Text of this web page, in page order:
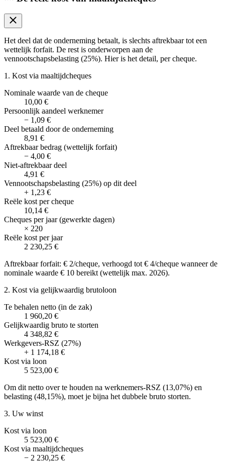
Het deel dat de onderneming betaalt, is slechts aftrekbaar tot een
wettelijk forfait. De rest is onderworpen aan de
vennootschapsbelasting (25%). Hier is het detail, per cheque.
1. Kost via maaltijdcheques
Nominale waarde van de cheque
10,00 €
Persoonlijk aandeel werknemer
− 1,09 €
Deel betaald door de onderneming
8,91 €
Aftrekbaar bedrag (wettelijk forfait)
− 4,00 €
Niet-aftrekbaar deel
4,91 €
Vennootschapsbelasting (25%) op dit deel
+ 1,23 €
Reële kost per cheque
10,14 €
Cheques per jaar (gewerkte dagen)
× 220
Reële kost per jaar
2 230,25 €
Aftrekbaar forfait: € 2/cheque, verhoogd tot € 4/cheque wanneer de
nominale waarde € 10 bereikt (wettelijk max. 2026).
2. Kost via gelijkwaardig brutoloon
Te behalen netto (in de zak)
1 960,20 €
Gelijkwaardig bruto te storten
4 348,82 €
Werkgevers-RSZ (27%)
+ 1 174,18 €
Kost via loon
5 523,00 €
Om dit netto over te houden na werknemers-RSZ (13,07%) en
belasting (48,15%), moet je bijna het dubbele bruto storten.
3. Uw winst
Kost via loon
5 523,00 €
Kost via maaltijdcheques
− 2 230,25 €